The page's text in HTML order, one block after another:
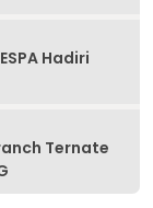
Hadiri
Ternate